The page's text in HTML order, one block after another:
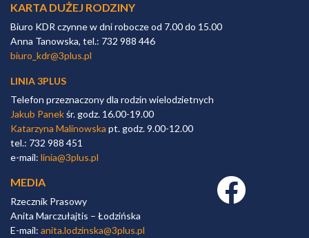
KARTA DUŻEJ RODZINY
Biuro KDR czynne w dni robocze od 7.00 do 15.00
Anna Tanowska, tel.: 732 988 446
biuro_kdr@3plus.pl
LINIA 3PLUS
Telefon przeznaczony dla rodzin wielodzietnych
Jakub Panekśr. godz. 16.00-19.00
Katarzyna Malinowska pt. godz. 9.00-12.00
tel.: 732 988 451
e-mail: linia@3plus.pl
MEDIA
Rzecznik Prasowy
Anita Marczułajtis – Łodzińska
E-mail: anita.lodzinska@3plus.pl
Facebook link